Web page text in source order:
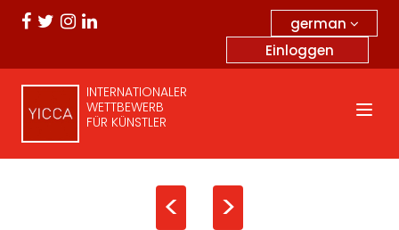
german
Einloggen
INTERNATIONALER
WETTBEWERB
FÜR KÜNSTLER
< >